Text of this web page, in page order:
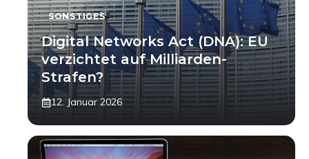
SONSTIGES
Digital Networks Act (DNA): EU
verzichtet auf Milliarden-
Strafen?
12. Januar 2026